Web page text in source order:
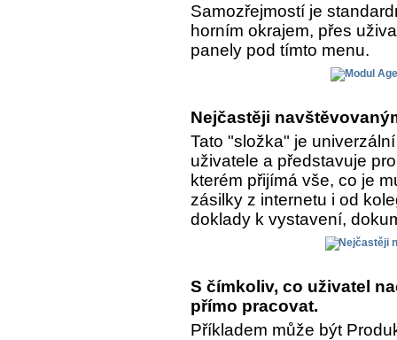
Samozřejmostí je
horním okrajem, přes
panely pod tímto menu.
Nejčastěji
Tato "složka" je
uživatele a představuje
kterém přijímá vše, co je
zásilky z internetu i od
doklady k vystavení,
S čímkoliv, co uživatel
přímo pracovat.
Příkladem může být